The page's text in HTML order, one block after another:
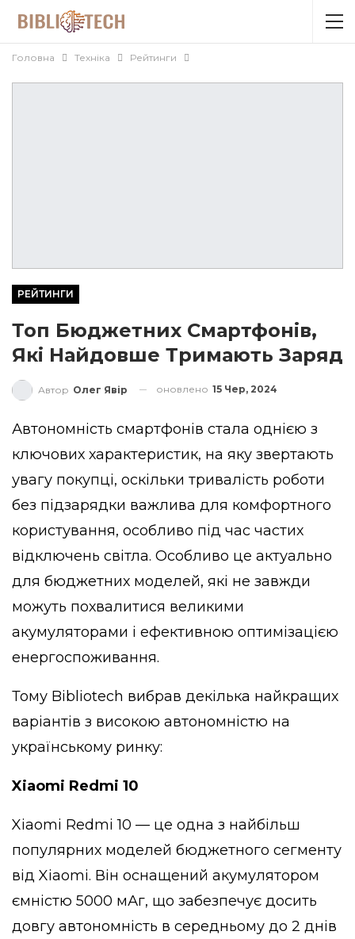
Головна Техніка Рейтинги
РЕЙТИНГИ
Топ Бюджетних Смартфонів,
Які Найдовше Тримають Заряд
Автор Олег Явір оновлено 15 Чер, 2024
Автономність смартфонів стала однією з
ключових характеристик, на яку звертають
увагу покупці, оскільки тривалість роботи
без підзарядки важлива для комфортного
користування, особливо під час частих
відключень світла. Особливо це актуально
для бюджетних моделей, які не завжди
можуть похвалитися великими
акумуляторами і ефективною оптимізацією
енергоспоживання.
Тому Bibliotech вибрав декілька найкращих
варіантів з високою автономністю на
українському ринку:
Xiaomi Redmi 10
Xiaomi Redmi 10 — це одна з найбільш
популярних моделей бюджетного сегменту
від Xiaomi. Він оснащений акумулятором
ємністю 5000 мАг, що забезпечує досить
довгу автономність в середньому до 2 днів